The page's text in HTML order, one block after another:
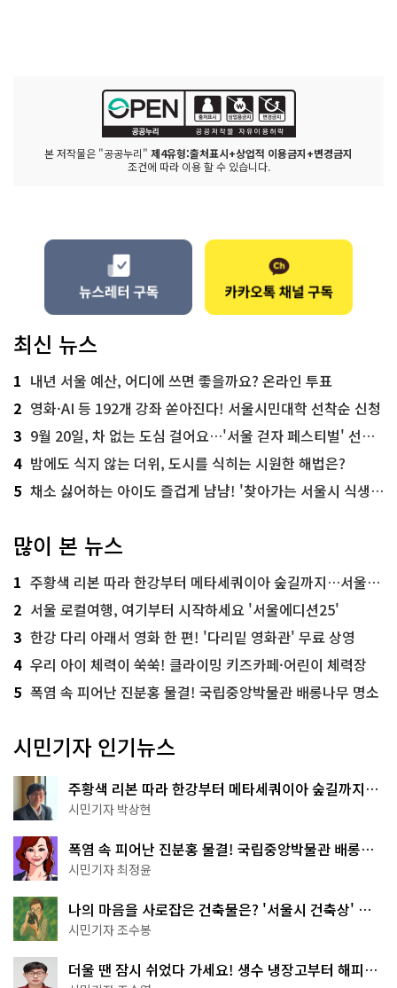
본 저작물은 "공공누리" 제4유형:출처표시+상업적 이용금지+변경금지
조건에 따라 이용 할 수 있습니다.
최신 뉴스
1 내년 서울 예산, 어디에 쓰면 좋을까요? 온라인 투표
2 영화·AI 등 192개 강좌 쏟아진다! 서울시민대학 선착순 신청
3 9월 20일, 차 없는 도심 걸어요…'서울 걷자 페스티벌' 선착순 5천명
4 밤에도 식지 않는 더위, 도시를 식히는 시원한 해법은?
5 채소 싫어하는 아이도 즐겁게 냠냠! '찾아가는 서울시 식생활 교육' 현장
많이 본 뉴스
1 주황색 리본 따라 한강부터 메타세쿼이아 숲길까지…서울둘레길 15코스
2 서울 로컬여행, 여기부터 시작하세요 '서울에디션25'
3 한강 다리 아래서 영화 한 편! '다리밑 영화관' 무료 상영
4 우리 아이 체력이 쑥쑥! 클라이밍 키즈카페·어린이 체력장
5 폭염 속 피어난 진분홍 물결! 국립중앙박물관 배롱나무 명소
시민기자 인기뉴스
주황색 리본 따라 한강부터 메타세쿼이아 숲길까지…
서울둘레길 15코스
시민기자 박상현
폭염 속 피어난 진분홍 물결! 국립중앙박물관 배롱나
무 명소
시민기자 최정윤
나의 마음을 사로잡은 건축물은? '서울시 건축상' 수
상작 공개!
시민기자 조수봉
더울 땐 잠시 쉬었다 가세요! 생수 냉장고부터 해피소